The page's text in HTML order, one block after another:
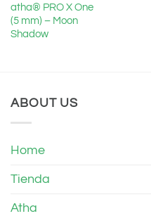
atha® PRO X One
(5 mm) – Moon
Shadow
ABOUT US
Home
Tienda
Atha